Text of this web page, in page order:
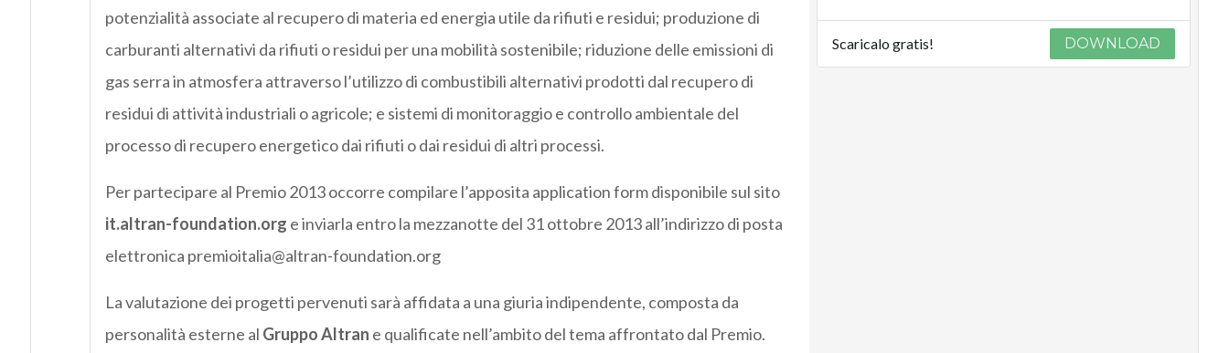
potenzialità associate al recupero di materia ed energia utile da rifiuti e residui; produzione di
carburanti alternativi da rifiuti o residui per una mobilità sostenibile; riduzione delle emissioni di
gas serra in atmosfera attraverso l’utilizzo di combustibili alternativi prodotti dal recupero di
residui di attività industriali o agricole; e sistemi di monitoraggio e controllo ambientale del
processo di recupero energetico dai rifiuti o dai residui di altri processi.
Per partecipare al Premio 2013 occorre compilare l’apposita application form disponibile sul sito
it.altran-foundation.org e inviarla entro la mezzanotte del 31 ottobre 2013 all’indirizzo di posta
elettronica premioitalia@altran-foundation.org
La valutazione dei progetti pervenuti sarà affidata a una giuria indipendente, composta da
personalità esterne al Gruppo Altran e qualificate nell’ambito del tema affrontato dal Premio.
Scaricalo gratis! DOWNLOAD